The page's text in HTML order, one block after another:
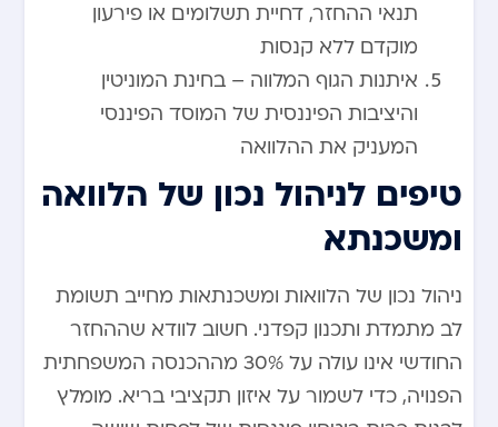
תנאי ההחזר, דחיית תשלומים או פירעון
מוקדם ללא קנסות
איתנות הגוף המלווה – בחינת המוניטין
והיציבות הפיננסית של המוסד הפיננסי
המעניק את ההלוואה
טיפים לניהול נכון של הלוואה
ומשכנתא
ניהול נכון של הלוואות ומשכנתאות מחייב תשומת
לב מתמדת ותכנון קפדני. חשוב לוודא שההחזר
החודשי אינו עולה על 30% מההכנסה המשפחתית
הפנויה, כדי לשמור על איזון תקציבי בריא. מומלץ